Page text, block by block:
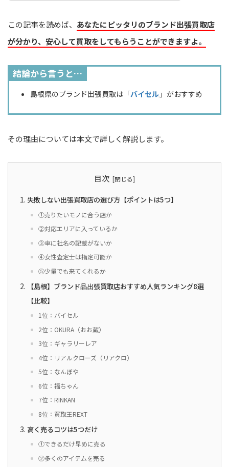
この記事を読めば、 あなたにピッタリのブランド出張買取店
が分かり、安心して買取をしてもらうことができますよ。
結論から言うと…
島根県のブランド出張買取は「バイセル 」がおすすめ
その理由については本文で詳しく解説します。
目次
失敗しない出張買取店の選び方【ポイントは5つ】
①売りたいモノに合う店か
②対応エリアに入っているか
③車に社名の記載がないか
④女性査定士は指定可能か
⑤少量でも来てくれるか
【島根】ブランド品出張買取店おすすめ人気ランキング8選
【比較】
1位：バイセル
2位：OKURA（おお蔵）
3位：ギャラリーレア
4位：リアルクローズ（リアクロ）
5位：なんぼや
6位：福ちゃん
7位：RINKAN
8位：買取王REXT
高く売るコツは5つだけ
①できるだけ早めに売る
②多くのアイテムを売る